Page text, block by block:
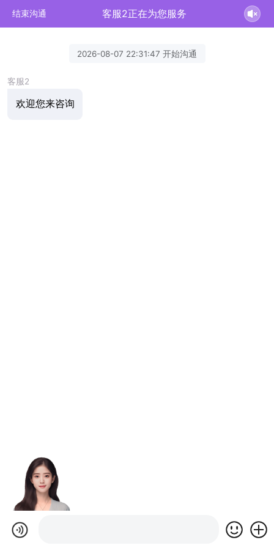
结束沟通 客服2正在为您服务
2026-08-07 22:31:47 开始沟通
客服2
欢迎您来咨询